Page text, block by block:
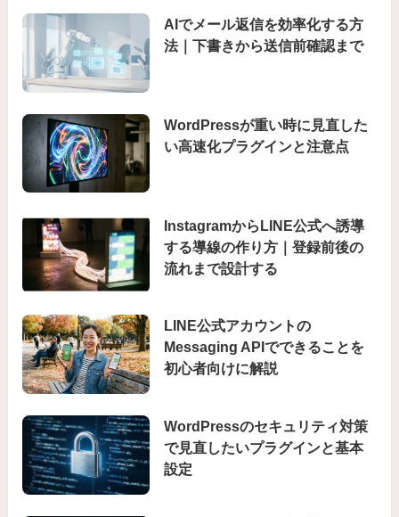
AIでメール返信を効率化する方
法｜下書きから送信前確認まで
WordPressが重い時に見直した
い高速化プラグインと注意点
InstagramからLINE公式へ誘導
する導線の作り方｜登録前後の
流れまで設計する
LINE公式アカウントの
Messaging APIでできることを
初心者向けに解説
WordPressのセキュリティ対策
で見直したいプラグインと基本
設定